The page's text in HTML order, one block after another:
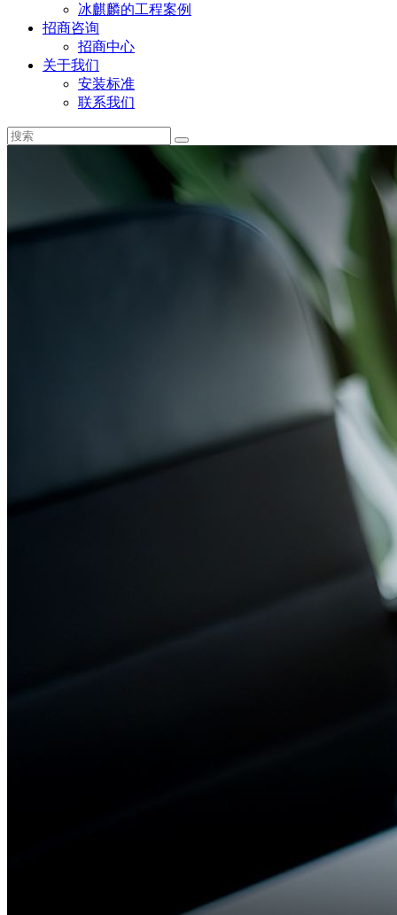
冰麒麟的工程案例
招商咨询
招商中心
关于我们
安装标准
联系我们